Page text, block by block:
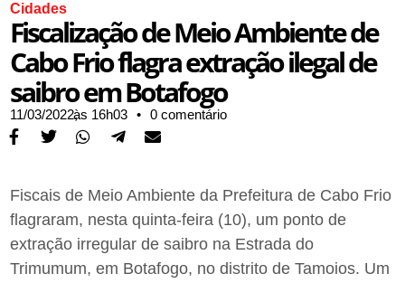
Cidades
Fiscalização de Meio Ambiente de
Cabo Frio flagra extração ilegal de
saibro em Botafogo
11/03/2022,às 16h03 • 0 comentário
Fiscais de Meio Ambiente da Prefeitura de Cabo Frio
flagraram, nesta quinta-feira (10), um ponto de
extração irregular de saibro na Estrada do
Trimumum, em Botafogo, no distrito de Tamoios. Um